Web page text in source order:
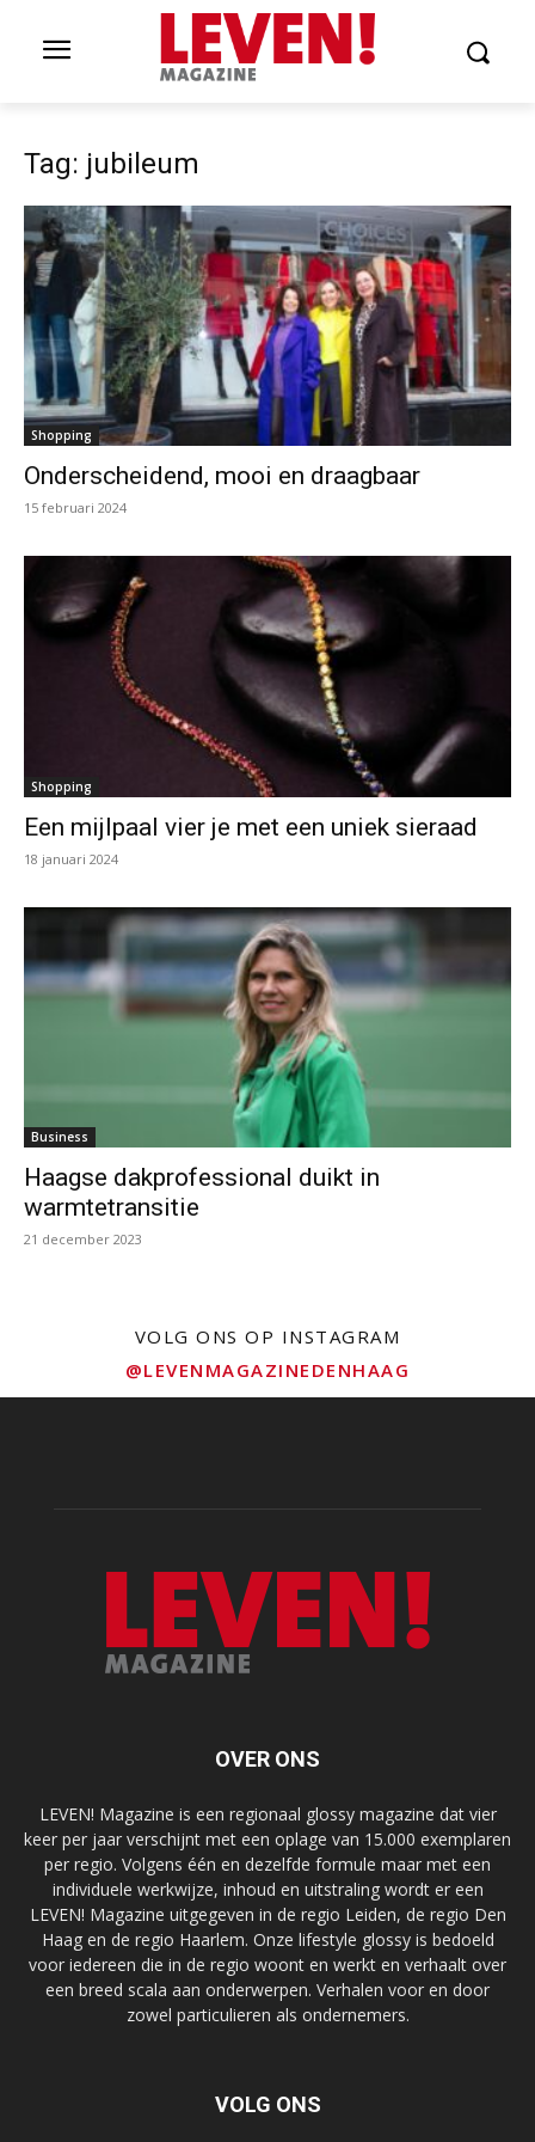
Tag: jubileum
Shopping
Onderscheidend, mooi en draagbaar
15 februari 2024
Shopping
Een mijlpaal vier je met een uniek sieraad
18 januari 2024
Business
Haagse dakprofessional duikt in
warmtetransitie
21 december 2023
VOLG ONS OP INSTAGRAM
@LEVENMAGAZINEDENHAAG
OVER ONS
LEVEN! Magazine is een regionaal glossy magazine dat vier
keer per jaar verschijnt met een oplage van 15.000 exemplaren
per regio. Volgens één en dezelfde formule maar met een
individuele werkwijze, inhoud en uitstraling wordt er een
LEVEN! Magazine uitgegeven in de regio Leiden, de regio Den
Haag en de regio Haarlem. Onze lifestyle glossy is bedoeld
voor iedereen die in de regio woont en werkt en verhaalt over
een breed scala aan onderwerpen. Verhalen voor en door
zowel particulieren als ondernemers.
VOLG ONS